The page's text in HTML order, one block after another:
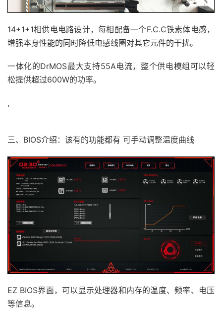
14+1+1相供电电路设计，每相配备一个F.C.C铁素体电感，
增强本身性能的同时降低电感线圈对其它元件的干扰。
一体化的DrMOS最大支持55A电流，整个供电模组可以轻
松提供超过600W的功率。
,
三、BIOS介绍：该有的功能都有 可手动调整温度曲线
EZ BIOS界面，可以显示处理器和内存的温度、频率、电压
等信息。